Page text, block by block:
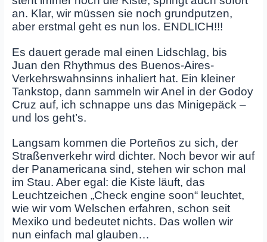
an. Klar, wir müssen sie noch grundputzen,
aber erstmal geht es nun los. ENDLICH!!!
Es dauert gerade mal einen Lidschlag, bis
Juan den Rhythmus des Buenos-Aires-
Verkehrswahnsinns inhaliert hat. Ein kleiner
Tankstop, dann sammeln wir Anel in der Godoy
Cruz auf, ich schnappe uns das Minigepäck –
und los geht’s.
Langsam kommen die Porteños zu sich, der
Straßenverkehr wird dichter. Noch bevor wir auf
der Panamericana sind, stehen wir schon mal
im Stau. Aber egal: die Kiste läuft, das
Leuchtzeichen „Check engine soon“ leuchtet,
wie wir vom Welschen erfahren, schon seit
Mexiko und bedeutet nichts. Das wollen wir
nun einfach mal glauben…